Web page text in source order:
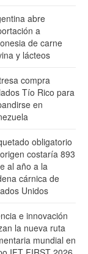
abre
a
de carne
y lácteos
compra
Tío Rico para
en
obligatorio
costaría 893
al año a la
cárnica de
Unidos
e innovación
la nueva ruta
mundial en